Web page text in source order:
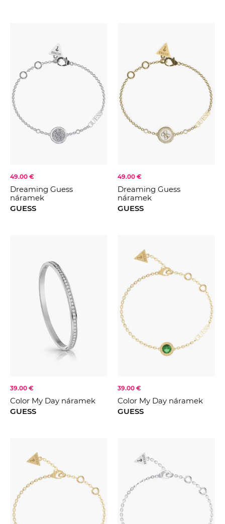
49.00 €
Dreaming Guess
náramek
GUESS
49.00 €
Dreaming Guess
náramek
GUESS
39.00 €
Color My Day náramek
GUESS
39.00 €
Color My Day náramek
GUESS